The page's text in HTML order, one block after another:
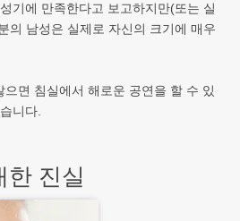
기에 만족한다고 보고하지만(또는 실
의 남성은 실제로 자신의 크기에 매우
면 침실에서 해로운 공연을 할 수 있
니다.
진실